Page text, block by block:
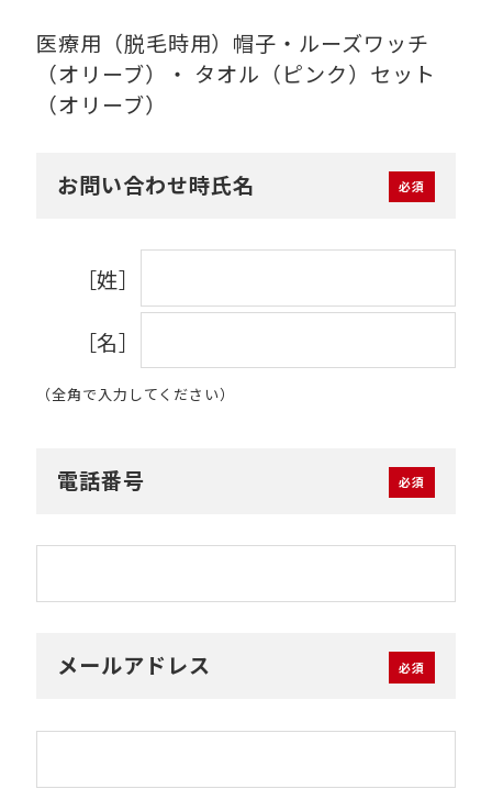
医療用（脱毛時用）帽子・ルーズワッチ
（オリーブ）・ タオル（ピンク）セット
（オリーブ）
お問い合わせ時氏名
［姓］
［名］
（全角で入力してください）
電話番号
メールアドレス